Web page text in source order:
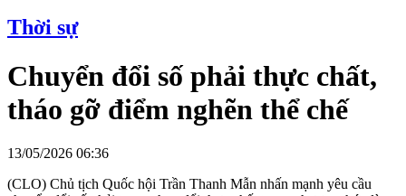
Thời sự
Chuyển đổi số phải thực chất,
tháo gỡ điểm nghẽn thể chế
13/05/2026 06:36
(CLO) Chủ tịch Quốc hội Trần Thanh Mẫn nhấn mạnh yêu cầu